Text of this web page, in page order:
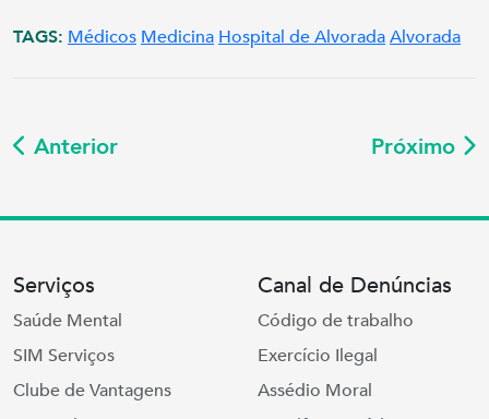
TAGS: Médicos Medicina Hospital de AlvoradaAlvorada
Anterior Próximo
Serviços
Saúde Mental
SIM Serviços
Clube de Vantagens
Canal de Denúncias
Código de trabalho
Exercício Ilegal
Assédio Moral